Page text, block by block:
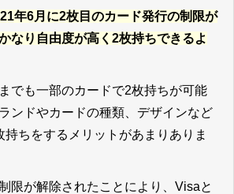
年6月に2枚目のカード発行の制限が
なり自由度が高く2枚持ちできるよ
でも一部のカードで2枚持ちが可能
ンドやカードの種類、デザインなど
持ちをするメリットがあまりありま
限が解除されたことにより、Visaと